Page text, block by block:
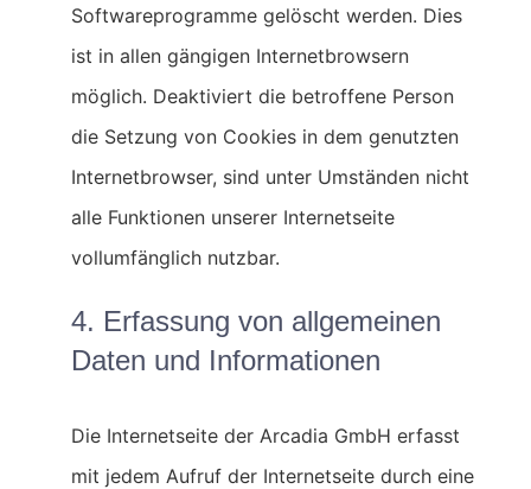
Softwareprogramme gelöscht werden. Dies
ist in allen gängigen Internetbrowsern
möglich. Deaktiviert die betroffene Person
die Setzung von Cookies in dem genutzten
Internetbrowser, sind unter Umständen nicht
alle Funktionen unserer Internetseite
vollumfänglich nutzbar.
4. Erfassung von allgemeinen
Daten und Informationen
Die Internetseite der Arcadia GmbH erfasst
mit jedem Aufruf der Internetseite durch eine